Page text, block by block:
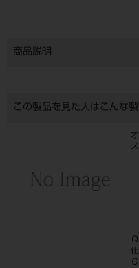
商品説明
この製品を見た人はこんな